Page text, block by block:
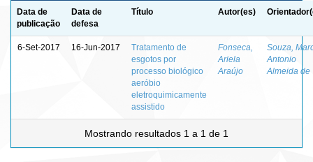
Data de
publicação
Data de
defesa
Título Autor(es)
6-Set-2017 16-Jun-2017
Tratamento de
esgotos por
processo biológico
aeróbio
eletroquimicamente
assistido
Fonseca,
Ariela
Araújo
Souza,
Antonio
Almeida de
Mostrando resultados 1 a 1 de 1